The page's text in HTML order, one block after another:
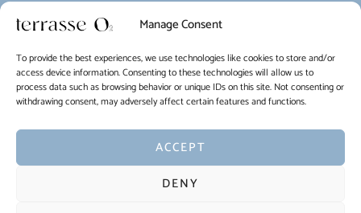
Manage Consent
To provide the best experiences, we use technologies like cookies to store and/or
access device information. Consenting to these technologies will allow us to
process data such as browsing behavior or unique IDs on this site. Not consenting or
withdrawing consent, may adversely affect certain features and functions.
ACCEPT
DENY
Règlement d’intérieur
Politique relative aux cookies (UE)
EN FR NL
Copyright © 2026 La Terrasse O2